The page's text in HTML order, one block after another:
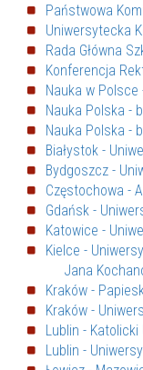
Państwowa
Uniwersytecka
Rada Główna
Konferencja
Nauka w Polsce
Nauka Polska -
Nauka Polska -
Białystok -
Bydgoszcz -
Częstochowa -
Gdańsk -
Katowice -
Kielce -
Jana
Kraków -
Kraków -
Lublin -
Lublin -